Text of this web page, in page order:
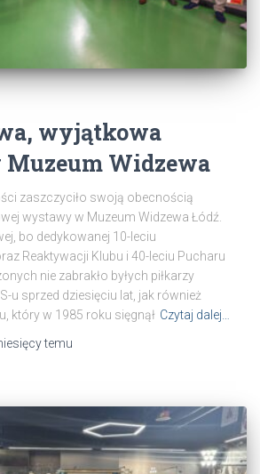
wyjątkowa
Widzewa
zaszczyciło swoją obecnością
wystawy w Muzeum Widzewa Łódź.
bo dedykowanej 10-leciu
Reaktywacji Klubu i 40-leciu Pucharu
nie zabrakło byłych piłkarzy
u sprzed dziesięciu lat, jak również
który w 1985 roku sięgnął Czytaj dalej…
temu